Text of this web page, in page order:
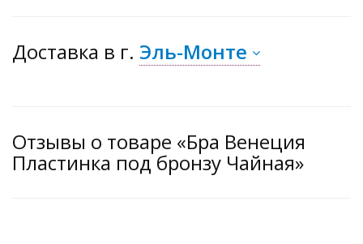
Доставка в г. Эль-Монте
Отзывы о товаре «Бра Венеция
Пластинка под бронзу Чайная»